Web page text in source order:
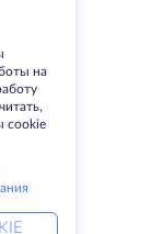
на
cookie